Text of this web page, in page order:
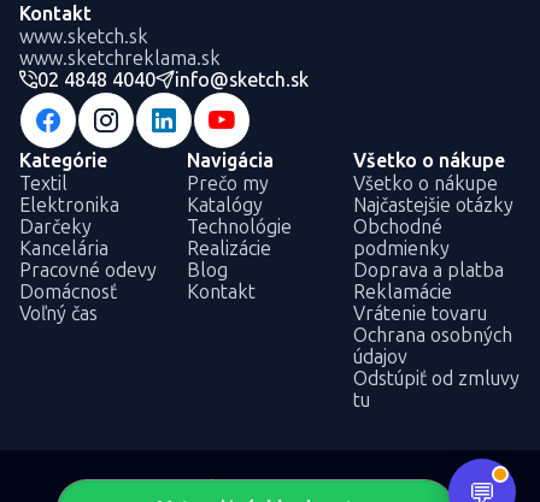
Kontakt
www.sketch.sk
www.sketchreklama.sk
02 4848 4040
info@sketch.sk
Kategórie
Textil
Elektronika
Darčeky
Kancelária
Pracovné odevy
Domácnosť
Voľný čas
Navigácia
Prečo my
Katalógy
Technológie
Realizácie
Blog
Kontakt
Všetko o nákupe
Všetko o nákupe
Najčastejšie otázky
Obchodné
podmienky
Doprava a platba
Reklamácie
Vrátenie tovaru
Ochrana osobných
údajov
Odstúpiť od zmluvy
tu